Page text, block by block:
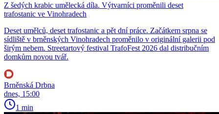
Z šedých krabic umělecká díla. Výtvarníci proměnili deset
trafostanic ve Vinohradech
Deset umělců, deset trafostanic a pět dní práce. Začátkem srpna se
sídliště v brněnských Vinohradech proměnilo v originální galerii pod
širým nebem. Streetartový festival TrafoFest 2026 dal distribučním
domkům novou tvář.
Brněnská Drbna
dnes, 15:00
1 min